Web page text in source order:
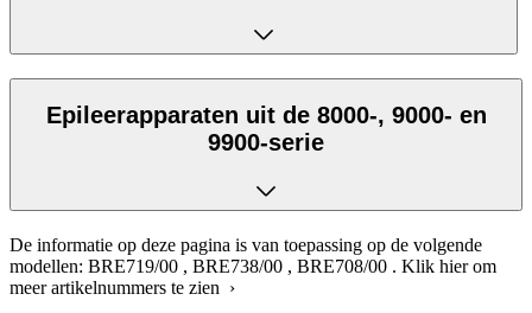
Epileerapparaten uit de 8000-, 9000- en
9900-serie
De informatie op deze pagina is van toepassing op de volgende
modellen: BRE719/00 , BRE738/00 , BRE708/00 . Klik hier om
meer artikelnummers te zien ›